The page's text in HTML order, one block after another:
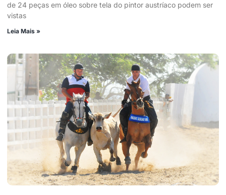
de 24 peças em óleo sobre tela do pintor austríaco podem ser
vistas
Leia Mais »